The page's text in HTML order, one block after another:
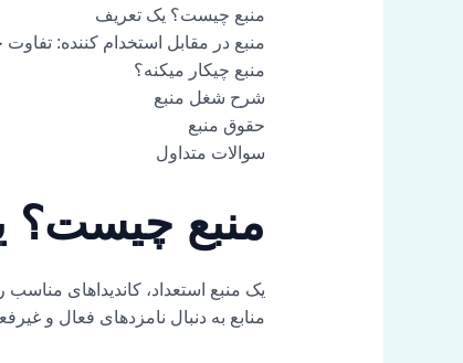
منبع چیست؟ یک تعریف
منبع در مقابل استخدام کننده:
منبع چیکار میکنه؟
شرح شغل منبع
حقوق منبع
سوالات متداول
منبع چیست؟
یک منبع استعداد، کاندیداهای
منابع به دنبال نامزدهای فعال و